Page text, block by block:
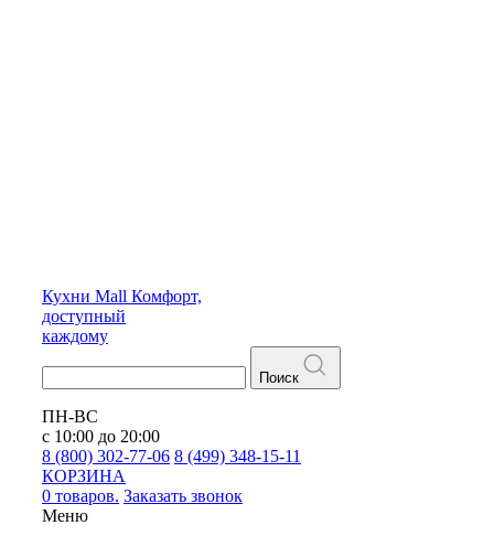
Кухни Mall Комфорт,
доступный
каждому
Поиск
ПН-ВС
с 10:00 до 20:00
8 (800) 302-77-06 8 (499) 348-15-11
КОРЗИНА
0 товаров. Заказать звонок
Меню